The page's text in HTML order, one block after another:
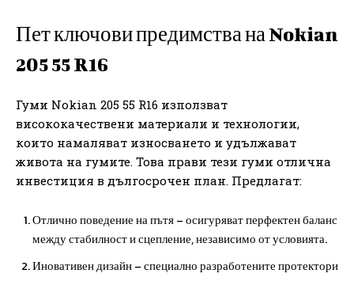
Пет ключови предимства на Nokian
205 55 R16
Гуми Nokian 205 55 R16 използват
висококачествени материали и технологии,
които намаляват износването и удължават
живота на гумите. Това прави тези гуми отлична
инвестиция в дългосрочен план. Предлагат:
Отлично поведение на пътя – осигуряват перфектен баланс
между стабилност и сцепление, независимо от условията.
Иновативен дизайн – специално разработените протектори